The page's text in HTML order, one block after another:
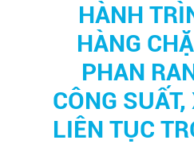
HÀNH
HÀNG
PHAN
CÔNG
LIÊN TỤC